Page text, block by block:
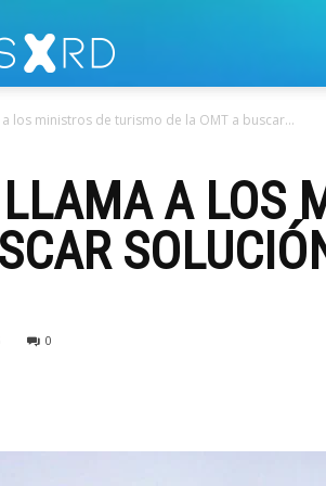
los ministros de turismo de la OMT a buscar...
A LOS
0